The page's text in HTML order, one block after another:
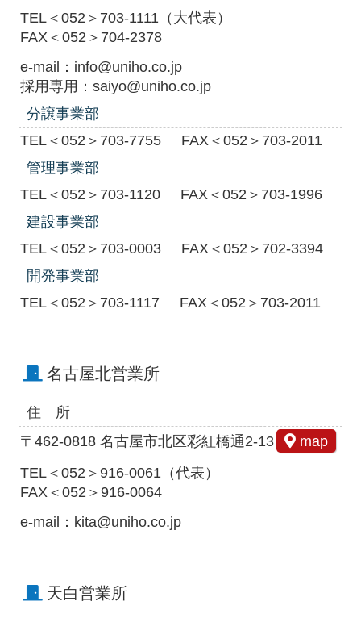
TEL＜052＞703-1111（大代表）
FAX＜052＞704-2378
e-mail：info@uniho.co.jp
採用専用：saiyo@uniho.co.jp
分譲事業部
TEL＜052＞703-7755
FAX＜052＞703-2011
管理事業部
TEL＜052＞703-1120
FAX＜052＞703-1996
建設事業部
TEL＜052＞703-0003
FAX＜052＞702-3394
開発事業部
TEL＜052＞703-1117
FAX＜052＞703-2011
名古屋北営業所
住 所
〒462-0818 名古屋市北区彩紅橋通2-13
map
TEL＜052＞916-0061（代表）
FAX＜052＞916-0064
e-mail：kita@uniho.co.jp
天白営業所